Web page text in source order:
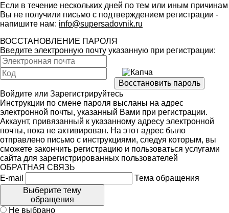
Если в течение нескольких дней по тем или иным причинам
Вы не получили письмо с подтверждением регистрации -
напишите нам: info@supersadovnik.ru
ВОССТАНОВЛЕНИЕ ПАРОЛЯ
Введите электронную почту указанную при регистрации:
Войдите или Зарегистрируйтесь
Инструкции по смене пароля высланы на адрес
электронной почты, указанный Вами при регистрации.
Аккаунт, привязанный к указанному адресу электронной
почты, пока не активирован. На этот адрес было
отправлено письмо с инструкциями, следуя которым, вы
сможете закончить регистрацию и пользоваться услугами
сайта для зарегистрированных пользователей
ОБРАТНАЯ СВЯЗЬ
E-mail
Тема обращения
Выберите тему
обращения
Не выбрано